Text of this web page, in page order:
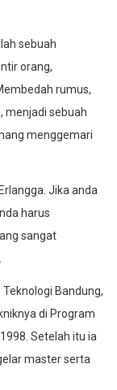
sebuah
orang,
rumus,
menjadi sebuah
menggemari
Jika anda
harus
sangat
Bandung,
di Program
Setelah itu ia
master serta